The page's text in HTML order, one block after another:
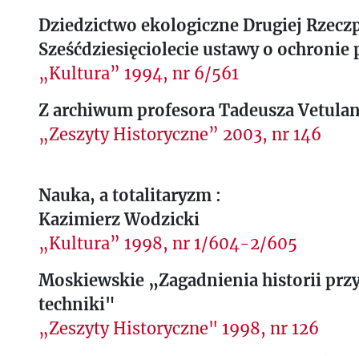
Dziedzictwo ekologiczne Drugiej
Sześćdziesięciolecie ustawy o ochronie
„Kultura” 1994, nr 6/561
Z archiwum profesora Tadeusza
„Zeszyty Historyczne” 2003, nr 146
Nauka, a totalitaryzm :
Kazimierz Wodzicki
„Kultura” 1998, nr 1/604-2/605
Moskiewskie „Zagadnienia historii
techniki"
„Zeszyty Historyczne" 1998, nr 126